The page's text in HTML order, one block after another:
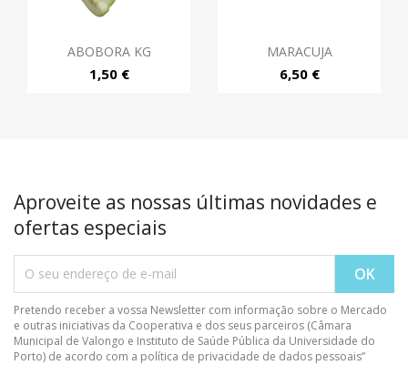
ABOBORA KG
1,50 €
MARACUJA
6,50 €
Aproveite as nossas últimas novidades e
ofertas especiais
Pretendo receber a vossa Newsletter com informação sobre o Mercado
e outras iniciativas da Cooperativa e dos seus parceiros (Câmara
Municipal de Valongo e Instituto de Saúde Pública da Universidade do
Porto) de acordo com a política de privacidade de dados pessoais”